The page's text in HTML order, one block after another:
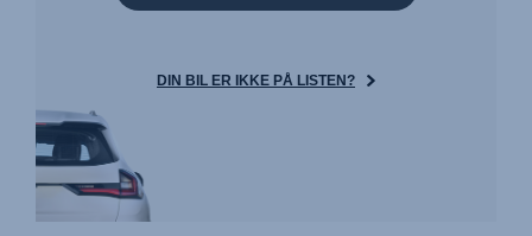
DIN BIL ER IKKE PÅ LISTEN?